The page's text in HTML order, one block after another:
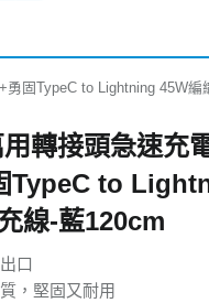
固TypeC to Lightning 45W編
轉接頭急速充
TypeC to
線-藍120cm
口
，堅固又耐用